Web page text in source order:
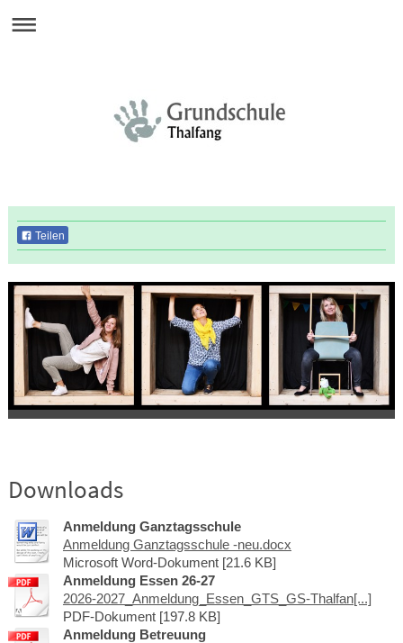
Teilen
Downloads
Anmeldung Ganztagsschule
Anmeldung Ganztagsschule -neu.docx
Microsoft Word-Dokument [21.6 KB]
Anmeldung Essen 26-27
2026-2027_Anmeldung_Essen_GTS_GS-Thalfan[...]
PDF-Dokument [197.8 KB]
Anmeldung Betreuung